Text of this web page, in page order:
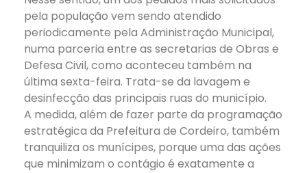
pela população vem sendo atendido
periodicamente pela Administração Municipal,
numa parceria entre as secretarias de Obras e
Defesa Civil, como aconteceu também na
última sexta-feira. Trata-se da lavagem e
desinfecção das principais ruas do município.
A medida, além de fazer parte da programação
estratégica da Prefeitura de Cordeiro, também
tranquiliza os munícipes, porque uma das ações
que minimizam o contágio é exatamente a